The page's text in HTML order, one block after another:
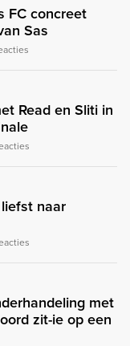
FC concreet
Sas
Read en Sliti in
naar
met
zit-ie op een